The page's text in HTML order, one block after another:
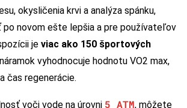
okysličenia krvi a analýza spánku,
novom ešte lepšia a pre používateľov
je viac ako 150 športových
vyhodnocuje hodnotu VO2 max,
čas regenerácie.
voči vode na úrovni 5 ATM, môžete